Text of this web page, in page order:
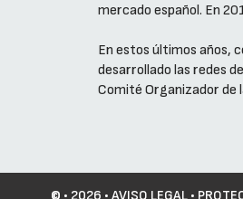
mercado español. En
En estos últimos años,
desarrollado las redes
Comité Organizador de